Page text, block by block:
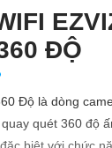
ĐỘ
Độ là dòng
quét 360 độ
biệt với chức